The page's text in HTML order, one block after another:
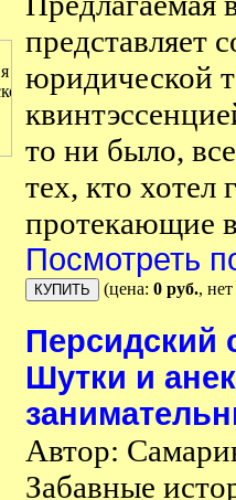
представляет
юридической
то ни было,
тех, кто хотел
протекающие
Посмотреть
(цена: 0 руб.,
Персидский
Шутки и
Автор:
Забавные